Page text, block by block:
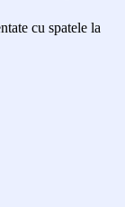
cu spatele la